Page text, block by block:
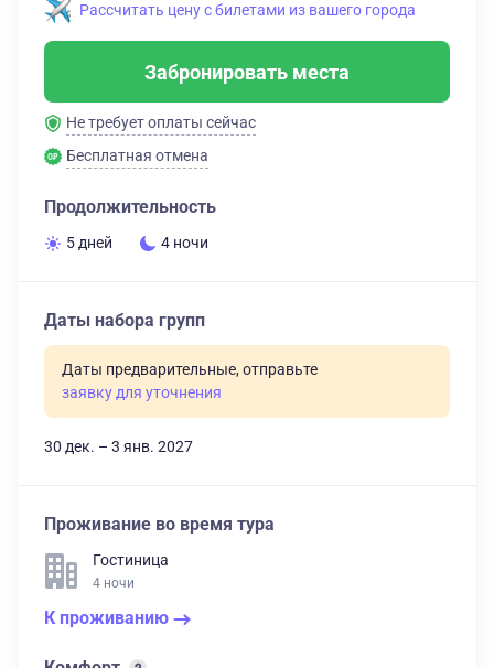
Рассчитать цену с билетами из вашего города
Забронировать места
Не требует оплаты сейчас
Бесплатная отмена
Продолжительность
5 дней 4 ночи
Даты набора групп
Даты предварительные, отправьте
заявку для уточнения
30 дек. – 3 янв. 2027
Проживание во время тура
Гостиница
4 ночи
К проживанию